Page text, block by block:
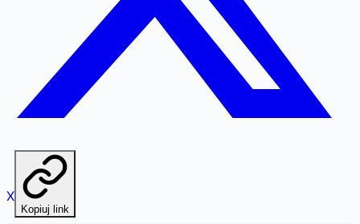
X
Kopiuj link